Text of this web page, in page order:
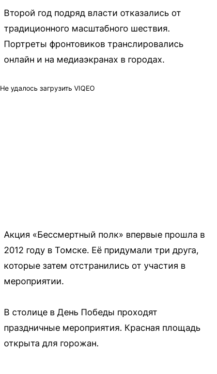
Второй год подряд власти отказались от
традиционного масштабного шествия.
Портреты фронтовиков транслировались
онлайн и на медиаэкранах в городах.
Не удалось загрузить VIQEO
Акция «Бессмертный полк» впервые прошла в
2012 году в Томске. Её придумали три друга,
которые затем отстранились от участия в
мероприятии.
В столице в День Победы проходят
праздничные мероприятия. Красная площадь
открыта для горожан.